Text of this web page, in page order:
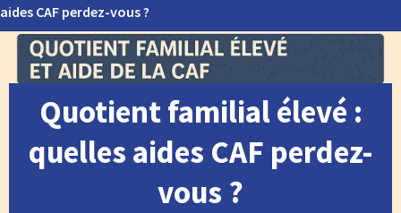
aides CAF perdez-vous ?
Quotient familial élevé :
quelles aides CAF perdez-
vous ?